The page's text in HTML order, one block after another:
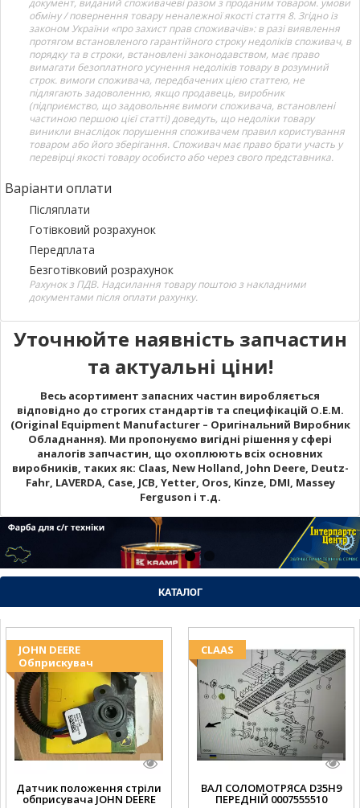
обміну / повернення товару неналежної якості стаття 8. Згідно із
законом України «про захист прав споживачів»: в разі виявлення
протягом встановленого гарантійного строку недоліків споживач, в
порядку та в строки, встановлені законодавством, має право
вимагати безоплатного усунення недоліків товару в розумний
строк. вимоги споживача, передбачених цією статтею, не
підлягають задоволенню, якщо продавець, виробник
(підприємство, що задовольняє вимоги споживача, встановлені
частиною першою цієї статті) доведуть, що недоліки товару
виникли внаслідок порушення споживачем правил користування
товаром або його зберігання. Споживач має право брати участь у
перевірці якості товару особисто або через свого представника.
Варіанти оплати
Післяплати
Готівковий розрахунок
Передплата
Безготівковий розрахунок
Рахунок з ПДВ. Надсилання товару поштою з накладними
документами після оплати рахунку.
Уточнюйте наявність запчастин
та актуальні ціни!
Весь асортимент запасних частин виробляється
відповідно до строгих стандартів та специфікацій O.E.M.
(Original Equipment Manufacturer – Оригінальний Виробник
Обладнання). Ми пропонуємо вигідні рішення у сфері
аналогів запчастин, що охоплюють всіх основних
виробників, таких як: Claas, New Holland, John Deere, Deutz-
Fahr, LAVERDA, Case, JCB, Yetter, Oros, Kinze, DMI, Massey
Ferguson і т.д.
КАТАЛОГ
JOHN DEERE
Обприскувач
Датчик положення стріли
обприсувача JOHN DEERE
CLAAS
ВАЛ СОЛОМОТРЯСА D35H9
ПЕРЕДНІЙ 0007555510